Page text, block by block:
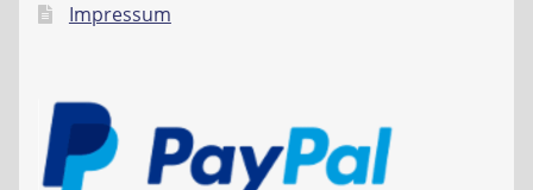
Impressum